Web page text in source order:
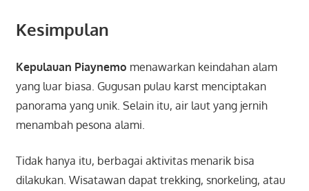
Kesimpulan
Kepulauan Piaynemo menawarkan keindahan alam
yang luar biasa. Gugusan pulau karst menciptakan
panorama yang unik. Selain itu, air laut yang jernih
menambah pesona alami.
Tidak hanya itu, berbagai aktivitas menarik bisa
dilakukan. Wisatawan dapat trekking, snorkeling, atau